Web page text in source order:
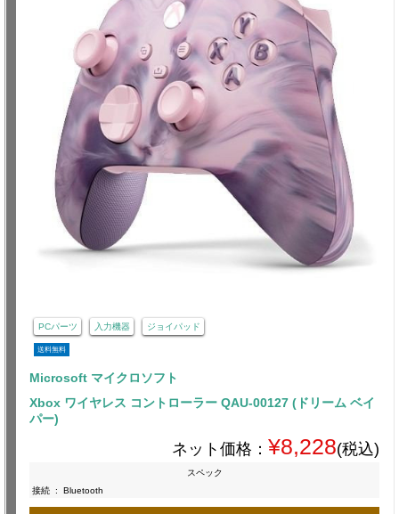
PCパーツ 入力機器 ジョイパッド
送料無料
Microsoft マイクロソフト
Xbox ワイヤレス コントローラー QAU-00127 (ドリーム ベイ
パー)
ネット価格： ¥8,228(税込)
スペック
接続 : Bluetooth